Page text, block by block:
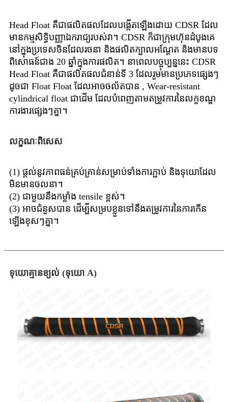
Head Float គឺជាផលិតផលដែលបង្កើតឡើងដោយ CDSR ដែល
មានកម្មសិទ្ធិបញ្ញាឯករាជ្យរបស់វា។ CDSR ក៏ជាក្រុមហ៊ុនដំបូងគេ
នៅក្នុងប្រទេសចិនដែលរចនា និងផលិតក្បាលអណ្តែត និងមានបទ
ពិសោធន៍ជាង 20 ឆ្នាំក្នុងការផលិត។ នាពេលបច្ចុប្បន្ននេះ CDSR
Head Float គឺជាផលិតផលជំនាន់ទី 3 ដែលរួមមានប្រភេទផ្សេងៗ
ដូចជា Float Float ដែលអាចចល័តបាន , Wear-resistant
cylindrical float ជាដើម ដែលបំពេញតាមតម្រូវការនៃលក្ខខណ្ឌ
ការងារផ្សេងៗគ្នា។
លក្ខណៈពិសេស
(1) ផ្តល់នូវភាពធន់គ្រប់គ្រាន់សម្រាប់ទាំងការភ្ជាប់ និងទុយោដែល
មិនមានចលនា។
(2) ជាមួយនឹងកម្លាំង tensile ខ្ពស់។
(3) អាចជំនួសបាន ដើម្បីសម្របខ្លួនទៅនឹងតម្រូវការនៃការកើន
ឡើងខុសៗគ្នា។
ទុយោគ្មានខ្យល់ (ទុយោ A)